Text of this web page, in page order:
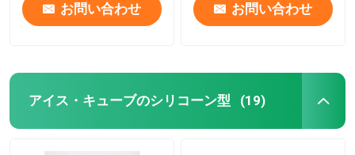
お問い合わせ お問い合わせ
アイス・キューブのシリコーン型 (19)